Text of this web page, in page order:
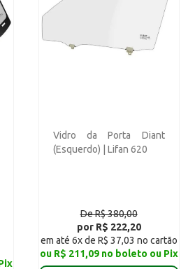
Vidro da Porta Diant
(Esquerdo) | Lifan 620
De R$ 380,00
por R$ 222,20
em até 6x de R$ 37,03 no cartão
ou R$ 211,09 no boleto ou Pix